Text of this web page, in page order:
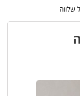
שלווה